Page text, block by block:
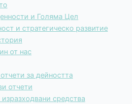
и Голяма Цел
и стратегическо развитие
от нас
за дейността
отчети
средства